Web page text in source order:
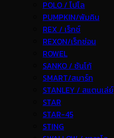
POLO / โปโล
PUMPKIN/พัมคิน
REX / เร็กช์
REXON/เร็กซ่อน
ROWEL
SANKO / ซันโก้
SMART/สมาร์ท
STANLEY / สแตนเล่ย์
STAR
STAR-45
STING